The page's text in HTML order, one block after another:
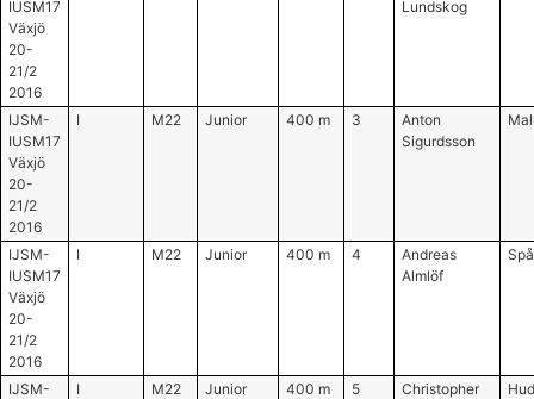
IUSM17
Växjö
20-
21/2
2016
Lundskog
IJSM-
IUSM17
Växjö
20-
21/2
2016
I M22 Junior 400 m 3
Anton
Sigurdsson
IJSM-
IUSM17
Växjö
20-
21/2
2016
I M22 Junior 400 m 4
Andreas
Almlöf
IJSM-
I M22 Junior 400 m 5
Christopher